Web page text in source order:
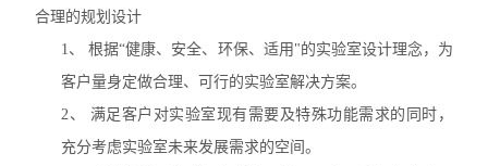
合理的规划设计
1、根据“健康、安全、环保、适用"的实验室设计理念，为
客户量身定做合理、可行的实验室解决方案。
2、 满足客户对实验室现有需要及特殊功能需求的同时，
充分考虑实验室未来发展需求的空间。